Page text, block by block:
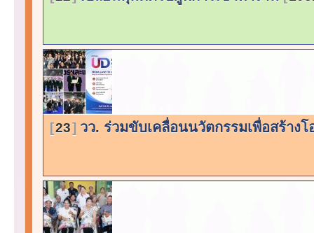
23 วว. ร่วมขับเคลื่อนนวัตกรรมเพื่อสร้า